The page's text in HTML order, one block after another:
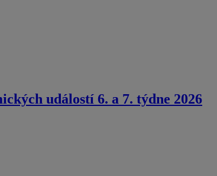
událostí 6. a 7. týdne 2026